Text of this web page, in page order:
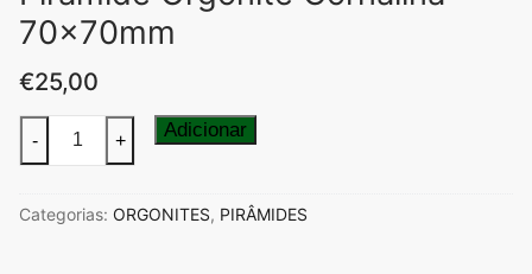
70x70mm
€25,00
Quantidade
de
Orgonite
- + Adicionar
Categorias: ORGONITES, PIRÂMIDES